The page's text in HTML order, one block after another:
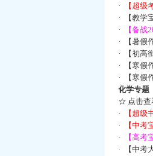
·
【超级
·
【教学
·
【备战
·
【暑假
·
【初高
·
【寒假
·
【寒假
化学专题
☆ 点击
·
【超级
·
【中考
·
【高考
·
【中考